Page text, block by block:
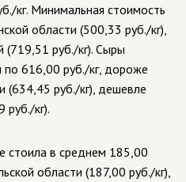
кг. Минимальная стоимость
области (500,33 руб./кг),
(719,51 руб./кг). Сыры
по 616,00 руб./кг, дороже
(634,45 руб./кг), дешевле
руб./кг).
стоила в среднем 185,00
области (187,00 руб./кг),